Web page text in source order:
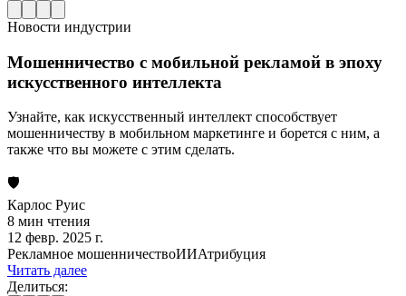
Новости индустрии
Мошенничество с мобильной рекламой в эпоху
искусственного интеллекта
Узнайте, как искусственный интеллект способствует
мошенничеству в мобильном маркетинге и борется с ним, а
также что вы можете с этим сделать.
🛡️
Карлос Руис
8 мин чтения
12 февр. 2025 г.
Рекламное мошенничествоИИАтрибуция
Читать далее
Делиться: